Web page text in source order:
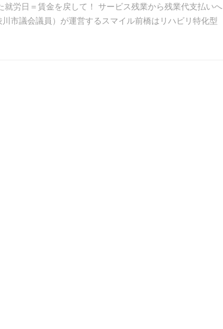
労日＝賃金を戻して！ サービス残業から残業代支払いへ
議会議員）が運営するスマイル前橋はリハビリ特化型